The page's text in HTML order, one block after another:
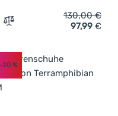
Salomon Ultra Flow 2
Zum Vergleich
130,00€
97,99 €
-20%